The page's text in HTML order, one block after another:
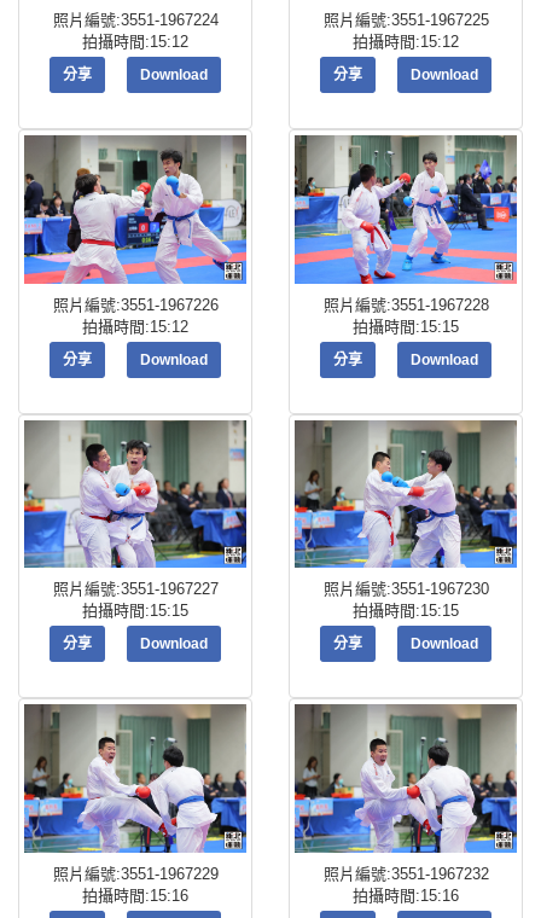
照片編號:3551-1967224
拍攝時間:15:12
分享 Download
照片編號:3551-1967225
拍攝時間:15:12
分享 Download
照片編號:3551-1967226
拍攝時間:15:12
分享 Download
照片編號:3551-1967228
拍攝時間:15:15
分享 Download
照片編號:3551-1967227
拍攝時間:15:15
分享 Download
照片編號:3551-1967230
拍攝時間:15:15
分享 Download
照片編號:3551-1967229
拍攝時間:15:16
照片編號:3551-1967232
拍攝時間:15:16